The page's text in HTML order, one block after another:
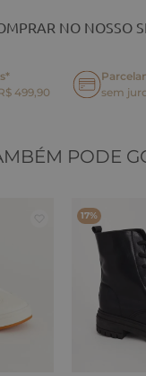
NO NOSSO
499,90
sem
PODE
17%